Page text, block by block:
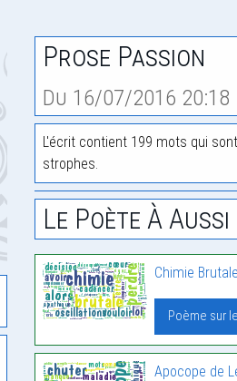
Prose Passion
Du 16/07/2016 20:18
L'écrit contient 199 mots qui
strophes.
Le Poète À
Chimie
Poème sur
Apocope de